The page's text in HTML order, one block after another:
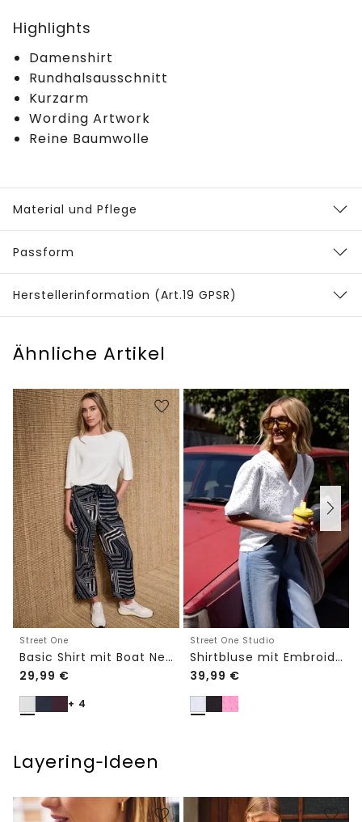
Highlights
Damenshirt
Rundhalsausschnitt
Kurzarm
Wording Artwork
Reine Baumwolle
Material und Pflege
Passform
Herstellerinformation (Art.19 GPSR)
Ähnliche Artikel
Street One
Basic Shirt mit Boat Neck und Elastikbund
29,99 €
+ 4
Street One Studio
Shirtbluse mit Embroidery-Front
39,99 €
Layering‑Ideen